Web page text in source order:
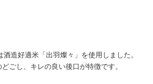
造好適米「出羽燦々」を使用しました。
ごし、キレの良い後口が特徴です。